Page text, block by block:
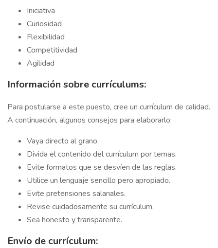
Iniciativa
Curiosidad
Flexibilidad
Competitividad
Agilidad
Información sobre currículums:
Para postularse a este puesto, cree un currículum de calidad.
A continuación, algunos consejos para elaborarlo:
Vaya directo al grano.
Divida el contenido del currículum por temas.
Evite formatos que se desvíen de las reglas.
Utilice un lenguaje sencillo pero apropiado.
Evite pretensiones salariales.
Revise cuidadosamente su currículum.
Sea honesto y transparente.
Envío de currículum: